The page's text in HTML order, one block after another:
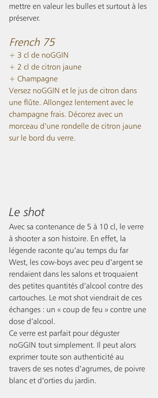
mettre en valeur les bulles et surtout à les
préserver.
French 75
+ 3 cl de noGGIN
+ 2 cl de citron jaune
+ Champagne
Versez noGGIN et le jus de citron dans
une flûte. Allongez lentement avec le
champagne frais. Décorez avec un
morceau d’une rondelle de citron jaune
sur le bord du verre.
Le shot
Avec sa contenance de 5 à 10 cl, le verre
à shooter a son histoire. En effet, la
légende raconte qu’au temps du far
West, les cow-boys avec peu d’argent se
rendaient dans les salons et troquaient
des petites quantités d’alcool contre des
cartouches. Le mot shot viendrait de ces
échanges : un « coup de feu » contre une
dose d’alcool.
Ce verre est parfait pour déguster
noGGIN tout simplement. Il peut alors
exprimer toute son authenticité au
travers de ses notes d’agrumes, de poivre
blanc et d’orties du jardin.